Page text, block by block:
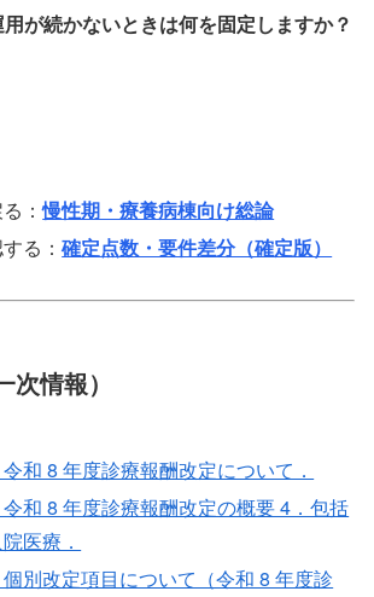
が続かないときは何を固定しますか？
：慢性期・療養病棟向け総論
る：確定点数・要件差分（確定版）
情報）
和 8 年度診療報酬改定について．
和 8 年度診療報酬改定の概要 4．包括
医療．
別改定項目について（令和 8 年度診